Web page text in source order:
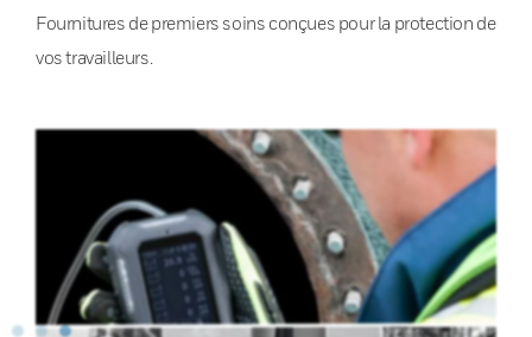
Fournitures de premiers soins conçues pour la protection de
vos travailleurs.